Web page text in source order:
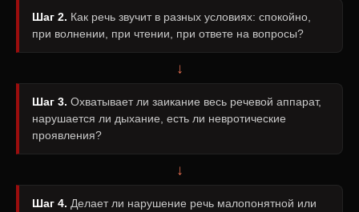
Шаг 2. Как речь звучит в разных условиях: спокойно,
при волнении, при чтении, при ответе на вопросы?
↓
Шаг 3. Охватывает ли заикание весь речевой аппарат,
нарушается ли дыхание, есть ли невротические
проявления?
↓
Шаг 4. Делает ли нарушение речь малопонятной или